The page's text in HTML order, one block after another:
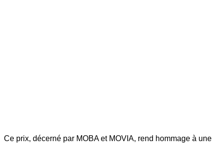
Ce prix, décerné par MOBA et MOVIA, rend hommage à une